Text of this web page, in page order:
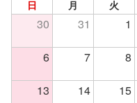
日 月 火
30 31 1
6 7 8
13 14 15